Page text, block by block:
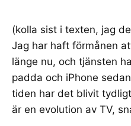
(kolla sist i texten, jag
Jag har haft förmånen
länge nu, och tjänsten
padda och iPhone
tiden har det blivit
är en evolution av TV,